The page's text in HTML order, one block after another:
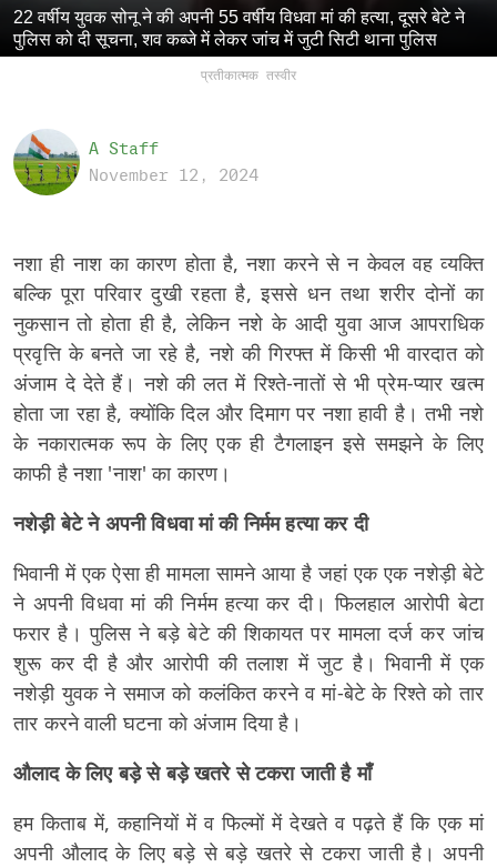
22 वर्षीय युवक सोनू ने की अपनी 55 वर्षीय विधवा मां की हत्या, दूसरे बेटे ने
पुलिस को दी सूचना, शव कब्जे में लेकर जांच में जुटी सिटी थाना पुलिस
प्रतीकात्मक तस्वीर
A Staff
November 12, 2024
नशा ही नाश का कारण होता है, नशा करने से न केवल वह व्यक्ति
बल्कि पूरा परिवार दुखी रहता है, इससे धन तथा शरीर दोनों का
नुकसान तो होता ही है, लेकिन नशे के आदी युवा आज आपराधिक
प्रवृत्ति के बनते जा रहे है, नशे की गिरफ्त में किसी भी वारदात को
अंजाम दे देते हैं। नशे की लत में रिश्ते-नातों से भी प्रेम-प्यार खत्म
होता जा रहा है, क्योंकि दिल और दिमाग पर नशा हावी है। तभी नशे
के नकारात्मक रूप के लिए एक ही टैगलाइन इसे समझने के लिए
काफी है नशा 'नाश' का कारण।
नशेड़ी बेटे ने अपनी विधवा मां की निर्मम हत्या कर दी
भिवानी में एक ऐसा ही मामला सामने आया है जहां एक एक नशेड़ी बेटे
ने अपनी विधवा मां की निर्मम हत्या कर दी। फिलहाल आरोपी बेटा
फरार है। पुलिस ने बड़े बेटे की शिकायत पर मामला दर्ज कर जांच
शुरू कर दी है और आरोपी की तलाश में जुट है। भिवानी में एक
नशेड़ी युवक ने समाज को कलंकित करने व मां-बेटे के रिश्ते को तार
तार करने वाली घटना को अंजाम दिया है।
औलाद के लिए बड़े से बड़े खतरे से टकरा जाती है माँ
हम किताब में, कहानियों में व फिल्मों में देखते व पढ़ते हैं कि एक मां
अपनी औलाद के लिए बड़े से बड़े खतरे से टकरा जाती है। अपनी